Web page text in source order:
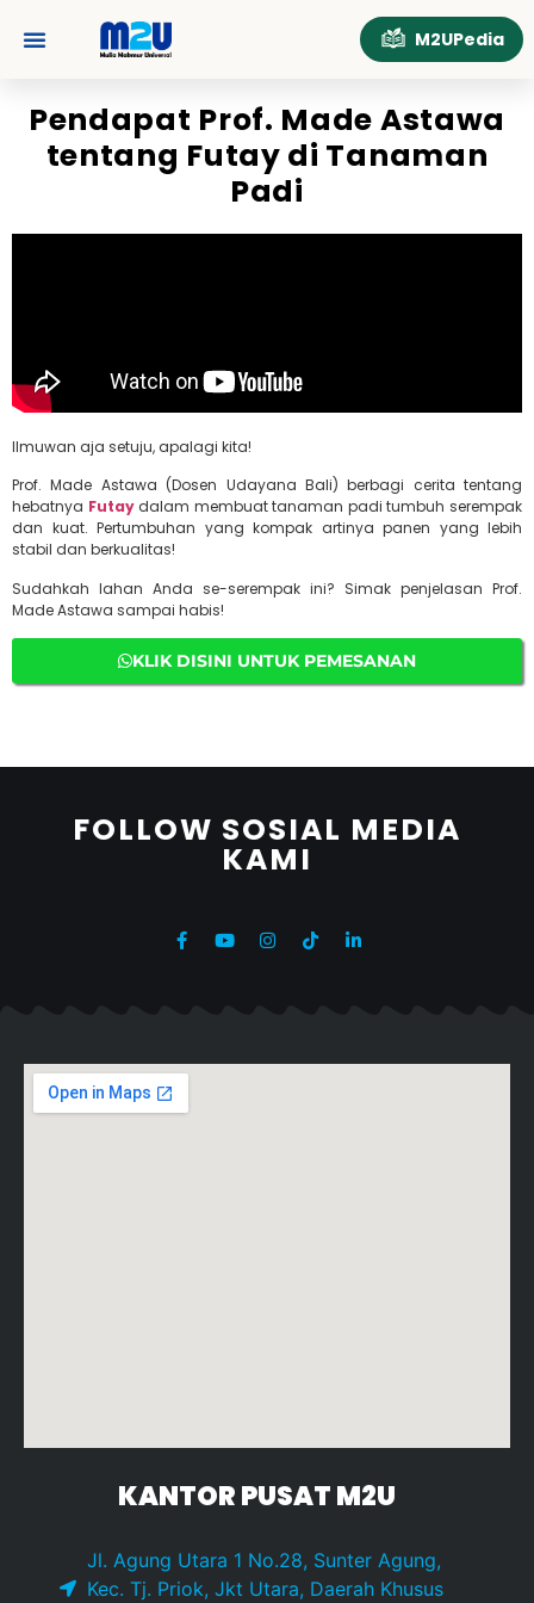
M2UPedia
Pendapat Prof. Made Astawa
tentang Futay di Tanaman
Padi
Ilmuwan aja setuju, apalagi kita!
Prof. Made Astawa (Dosen Udayana Bali) berbagi cerita tentang
hebatnya Futay dalam membuat tanaman padi tumbuh serempak
dan kuat. Pertumbuhan yang kompak artinya panen yang lebih
stabil dan berkualitas!
Sudahkah lahan Anda se-serempak ini? Simak penjelasan Prof.
Made Astawa sampai habis!
KLIK DISINI UNTUK PEMESANAN
FOLLOW SOSIAL MEDIA
KAMI
KANTOR PUSAT M2U
Jl. Agung Utara 1 No.28, Sunter Agung,
Kec. Tj. Priok, Jkt Utara, Daerah Khusus